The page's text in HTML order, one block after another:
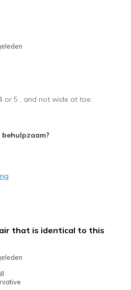
or 5 , and not wide at toe.
that is identical to this